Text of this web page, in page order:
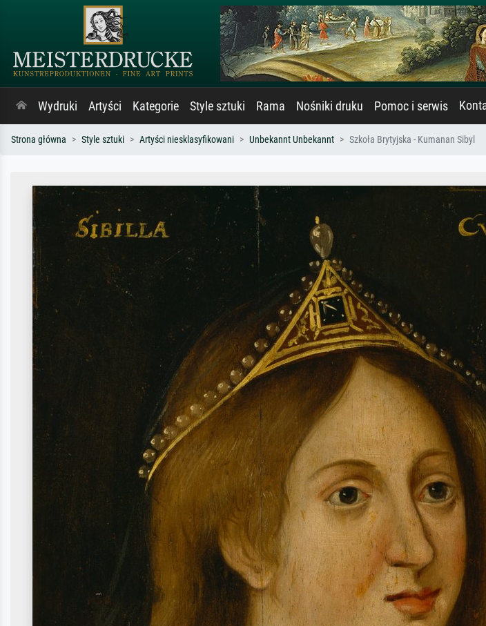
Wydruki Artyści Kategorie Style sztuki Rama Nośniki druku Pomoc i serwis
Strona główna Style sztuki Artyści niesklasyfikowani Unbekannt Unbekannt Szkoła Brytyjska - Kumanan Sibyl